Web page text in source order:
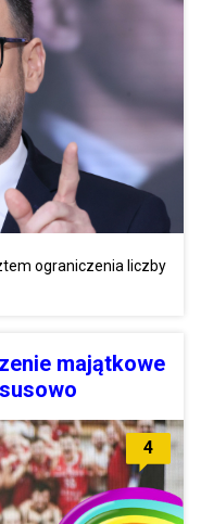
ograniczenia liczby
majątkowe
4